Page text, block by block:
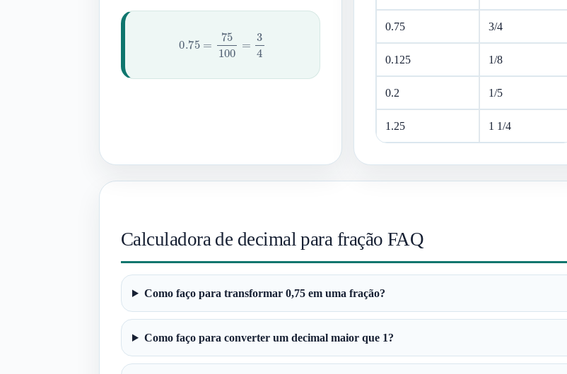
75100 4
0.75 3/4
0.125 1/8
0.2 1/5
1.25 1 1/4
Calculadora de decimal para fração FAQ
Como faço para transformar 0,75 em uma fração?
Como faço para converter um decimal maior que 1?